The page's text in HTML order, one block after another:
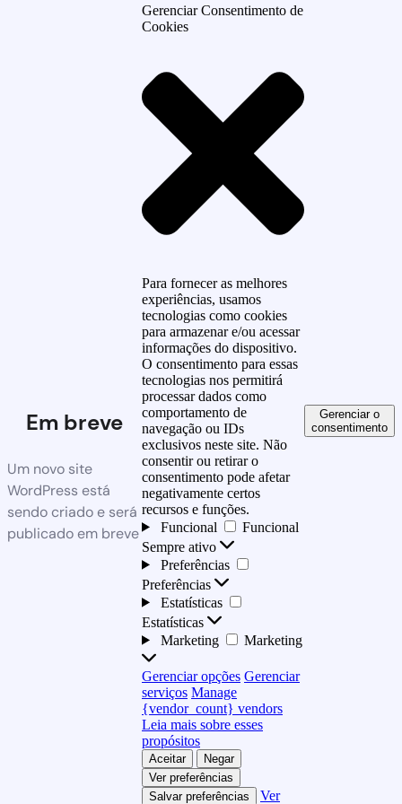
Em breve
Um novo site
WordPress está
sendo criado e será
publicado em breve
Gerenciar Consentimento de
Cookies
Para fornecer as melhores
experiências, usamos
tecnologias como cookies
para armazenar e/ou acessar
informações do dispositivo.
O consentimento para essas
tecnologias nos permitirá
processar dados como
comportamento de
navegação ou IDs
exclusivos neste site. Não
consentir ou retirar o
consentimento pode afetar
negativamente certos
recursos e funções.
Funcional
Funcional
Sempre ativo
Preferências
Preferências
Estatísticas
Estatísticas
Marketing
Marketing
Gerenciar opções Gerenciar
serviços Manage
{vendor_count} vendors
Leia mais sobre esses
propósitos
Aceitar
Negar
Ver preferências
Salvar preferências
Ver
Gerenciar o
consentimento